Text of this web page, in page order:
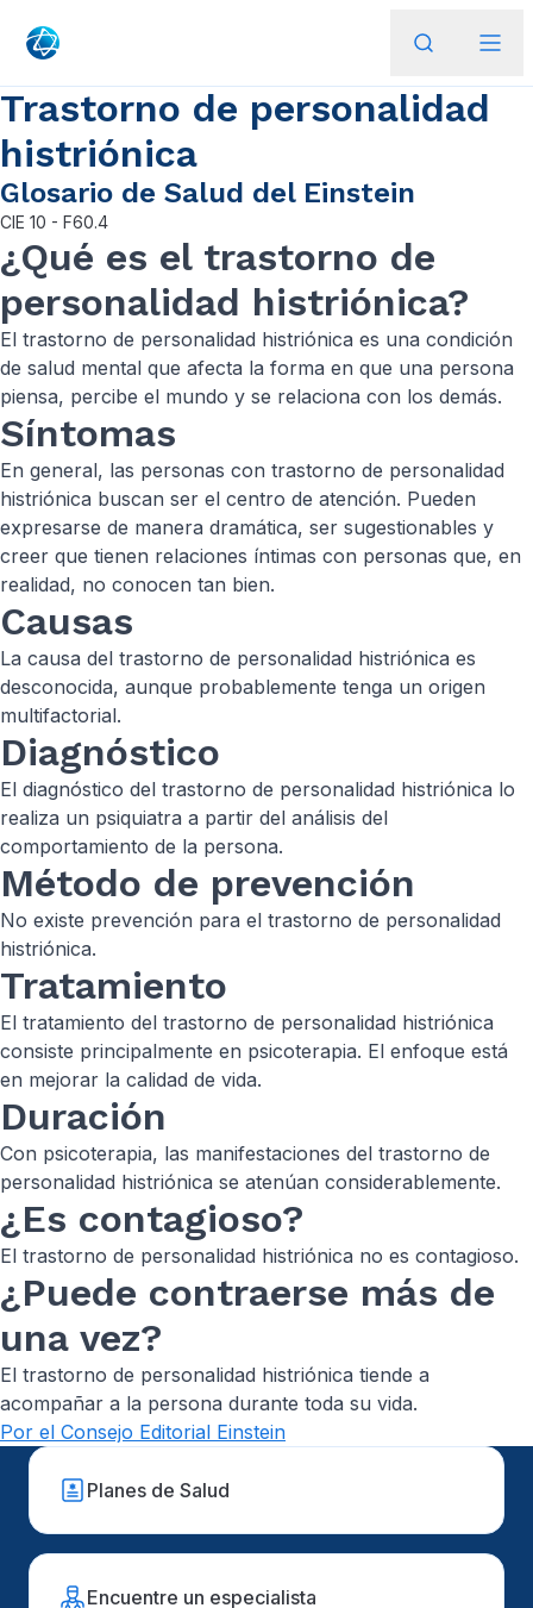
Trastorno de personalidad
histriónica
Glosario de Salud del Einstein
CIE 10 - F60.4
¿Qué es el trastorno de
personalidad histriónica?
El trastorno de personalidad histriónica es una condición
de salud mental que afecta la forma en que una persona
piensa, percibe el mundo y se relaciona con los demás.
Síntomas
En general, las personas con trastorno de personalidad
histriónica buscan ser el centro de atención. Pueden
expresarse de manera dramática, ser sugestionables y
creer que tienen relaciones íntimas con personas que, en
realidad, no conocen tan bien.
Causas
La causa del trastorno de personalidad histriónica es
desconocida, aunque probablemente tenga un origen
multifactorial.
Diagnóstico
El diagnóstico del trastorno de personalidad histriónica lo
realiza un psiquiatra a partir del análisis del
comportamiento de la persona.
Método de prevención
No existe prevención para el trastorno de personalidad
histriónica.
Tratamiento
El tratamiento del trastorno de personalidad histriónica
consiste principalmente en psicoterapia. El enfoque está
en mejorar la calidad de vida.
Duración
Con psicoterapia, las manifestaciones del trastorno de
personalidad histriónica se atenúan considerablemente.
¿Es contagioso?
El trastorno de personalidad histriónica no es contagioso.
¿Puede contraerse más de
una vez?
El trastorno de personalidad histriónica tiende a
acompañar a la persona durante toda su vida.
Por el Consejo Editorial Einstein
Planes de Salud
Encuentre un especialista